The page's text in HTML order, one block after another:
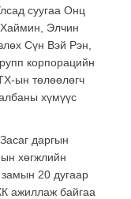
суугаа Онц
Элчин
Сүн Вэй Рэн,
корпорацийн
ын төлөөлөгч
хүмүүс
даргын
хөгжлийн
замын 20 дугаар
ажиллаж байгаа